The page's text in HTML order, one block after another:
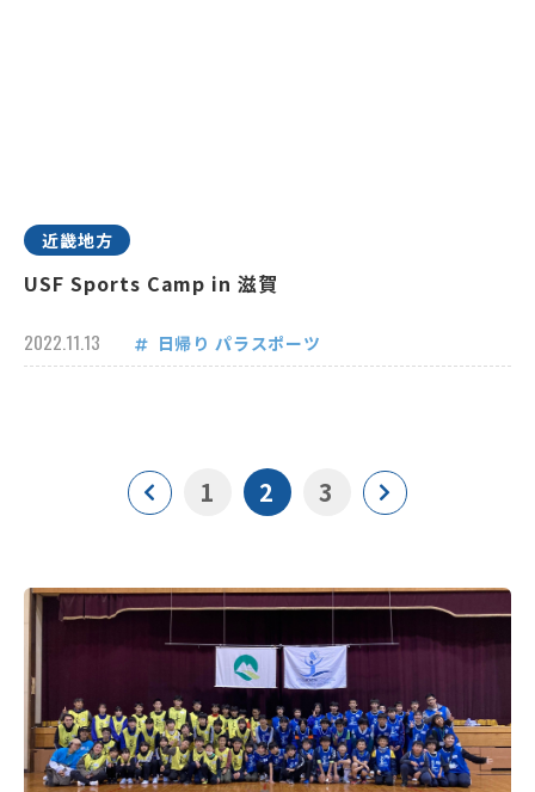
近畿地方
USF Sports Camp in 滋賀
2022.11.13 日帰り パラスポーツ
1 2 3